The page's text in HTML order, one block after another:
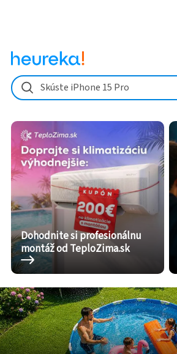
Skúste iPhone 15 Pro
Dohodnite si profesionálnu
montáž od TeploZima.sk